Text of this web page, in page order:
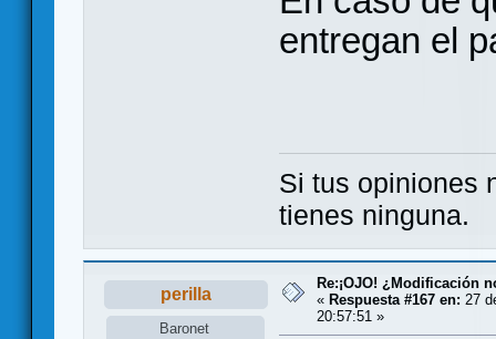
entregan el
Si tus opiniones
tienes ninguna.
perilla
Baronet
Re:¡OJO! ¿Modificación
« Respuesta #167 en: 27
20:57:51 »